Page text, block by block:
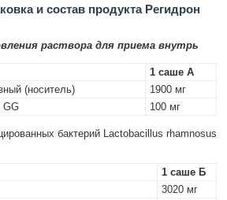
и состав продукта Регидрон
раствора для приема внутрь
1 саше А
(носитель)
1900 мг
GG
100 мг
бактерий Lactobacillus rhamnosus
1 саше Б
3020 мг